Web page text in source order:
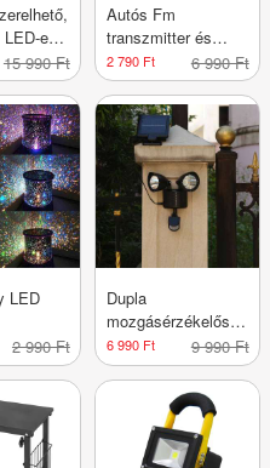
es
15 990 Ft
Autós Fm
transzmitter és
dupla töltő,
bluetooth-al
2 790 Ft 6 990 Ft
LED
2 990 Ft
Dupla
mozgásérzékelős
szolár világítás
6 990 Ft 9 990 Ft